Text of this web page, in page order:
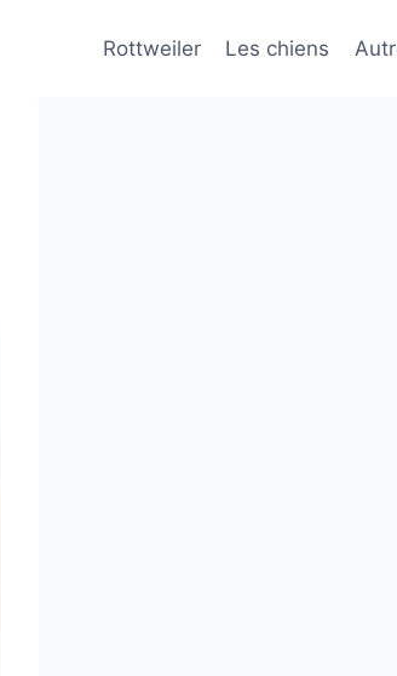
Rottweiler Les chiens